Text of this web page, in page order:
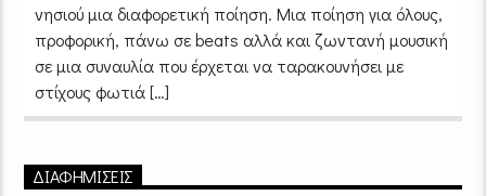
νησιού μια διαφορετική ποίηση. Μια ποίηση για όλους,
προφορική, πάνω σε beats αλλά και ζωντανή μουσική
σε μια συναυλία που έρχεται να ταρακουνήσει με
στίχους φωτιά […]
ΔΙΑΦΗΜΙΣΕΙΣ